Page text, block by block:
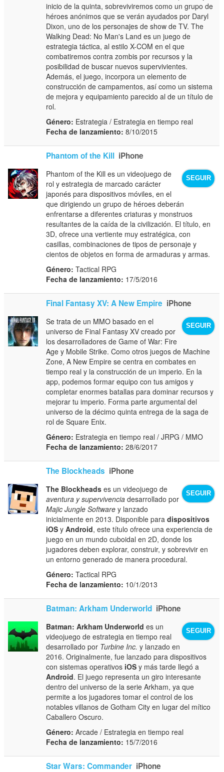
inicio de la quinta, sobreviviremos como un grupo de
héroes anónimos que se verán ayudados por Daryl
Dixon, uno de los personajes de show de TV. The
Walking Dead: No Man's Land es un juego de
estrategia táctica, al estilo X-COM en el que
combatiremos contra zombis por recursos y la
posibilidad de buscar nuevos supervivientes.
Además, el juego, incorpora un elemento de
construcción de campamentos, así como un sistema
de mejora y equipamiento parecido al de un título de
rol.
Género: Estrategia / Estrategia en tiempo real
Fecha de lanzamiento: 8/10/2015
Phantom of the Kill iPhone
SEGUIR
Phantom of the Kill es un videojuego de
rol y estrategia de marcado carácter
japonés para dispositivos móviles, en el
que dirigiendo un grupo de héroes deberán
enfrentarse a diferentes criaturas y monstruos
resultantes de la caída de la civilización. El título, en
3D, ofrece una vertiente muy estratégica, con
casillas, combinaciones de tipos de personaje y
cientos de objetos en forma de armaduras y armas.
Género: Tactical RPG
Fecha de lanzamiento: 17/5/2016
Final Fantasy XV: A New Empire iPhone
SEGUIR
Se trata de un MMO basado en el
universo de Final Fantasy XV creado por
los desarrolladores de Game of War: Fire
Age y Mobile Strike. Como otros juegos de Machine
Zone, A New Empire se centra en combates en
tiempo real y la construcción de un imperio. En la
app, podemos formar equipo con tus amigos y
completar enormes batallas para dominar recursos y
mejorar tu imperio. Forma parte argumental del
universo de la décimo quinta entrega de la saga de
rol de Square Enix.
Género: Estrategia en tiempo real / JRPG / MMO
Fecha de lanzamiento: 28/6/2017
The Blockheads iPhone
SEGUIR
The Blockheads es un videojuego de
aventura y supervivencia desarrollado por
Majic Jungle Software y lanzado
inicialmente en 2013. Disponible paradispositivos
iOS yAndroid, este título ofrece una experiencia de
juego en un mundo cuboidal en 2D, donde los
jugadores deben explorar, construir, y sobrevivir en
un entorno generado de manera procedural.
Género: Tactical RPG
Fecha de lanzamiento: 10/1/2013
Batman: Arkham Underworld iPhone
SEGUIR
Batman: Arkham Underworld es un
videojuego de estrategia en tiempo real
desarrollado por Turbine Inc. y lanzado en
2016. Originalmente, fue lanzado para dispositivos
con sistemas operativos iOS y más tarde llegó a
Android. El juego representa un giro interesante
dentro del universo de la serie Arkham, ya que
permite a los jugadores tomar el control de los
notables villanos de Gotham City en lugar del mítico
Caballero Oscuro.
Género: Arcade / Estrategia en tiempo real
Fecha de lanzamiento: 15/7/2016
Star Wars: Commander iPhone